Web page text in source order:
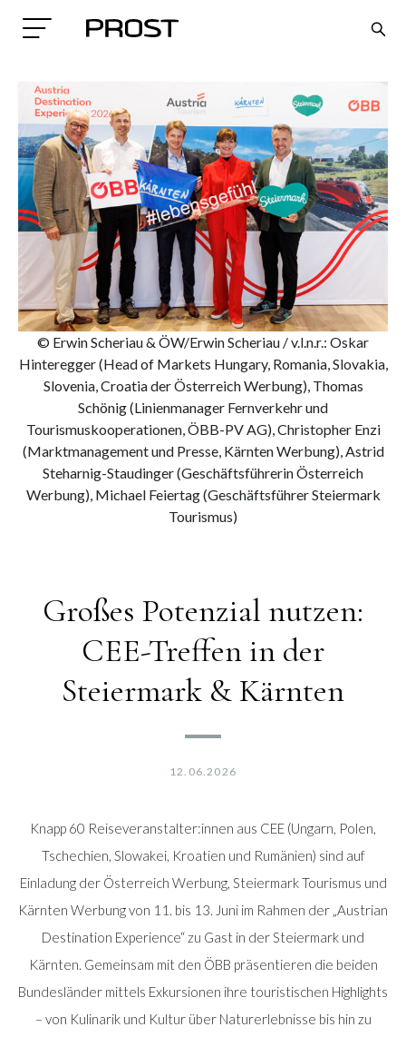
Search
© Erwin Scheriau & ÖW/Erwin Scheriau / v.l.n.r.: Oskar
Hinteregger (Head of Markets Hungary, Romania, Slovakia,
Slovenia, Croatia der Österreich Werbung), Thomas
Schönig (Linienmanager Fernverkehr und
Tourismuskooperationen, ÖBB-PV AG), Christopher Enzi
(Marktmanagement und Presse, Kärnten Werbung), Astrid
Steharnig-Staudinger (Geschäftsführerin Österreich
Werbung), Michael Feiertag (Geschäftsführer Steiermark
Tourismus)
Großes Potenzial nutzen:
CEE-Treffen in der
Steiermark & Kärnten
12.06.2026
Knapp 60 Reiseveranstalter:innen aus CEE (Ungarn, Polen,
Tschechien, Slowakei, Kroatien und Rumänien) sind auf
Einladung der Österreich Werbung, Steiermark Tourismus und
Kärnten Werbung von 11. bis 13. Juni im Rahmen der „Austrian
Destination Experience“ zu Gast in der Steiermark und
Kärnten. Gemeinsam mit den ÖBB präsentieren die beiden
Bundesländer mittels Exkursionen ihre touristischen Highlights
– von Kulinarik und Kultur über Naturerlebnisse bis hin zu